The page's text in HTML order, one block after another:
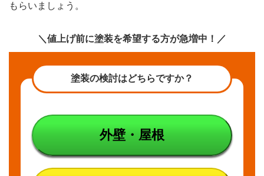
もらいましょう。
＼値上げ前に塗装を希望する方が急増中！／
塗装の検討はどちらですか？
外壁・屋根